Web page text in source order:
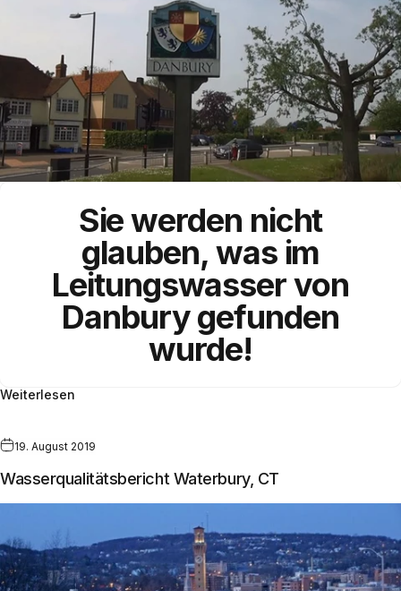
Sie werden nicht
glauben, was im
Leitungswasservon
Danburygefunden
wurde!
Weiterlesen
19. August 2019
Wasserqualitätsbericht Waterbury, CT